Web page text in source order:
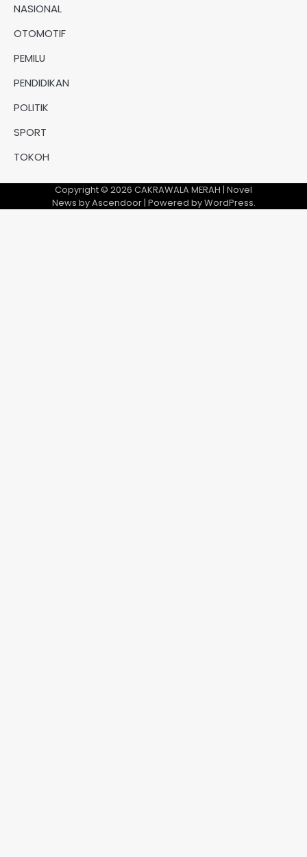
NASIONAL
OTOMOTIF
PEMILU
PENDIDIKAN
POLITIK
SPORT
TOKOH
Copyright © 2026 CAKRAWALA MERAH | Novel
News byAscendoor| Powered byWordPress.